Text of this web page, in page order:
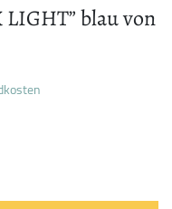
LIGHT” blau von